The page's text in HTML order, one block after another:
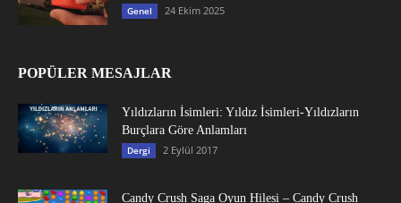
Genel 24 Ekim 2025
POPÜLER MESAJLAR
Yıldızların İsimleri: Yıldız İsimleri-Yıldızların
Burçlara Göre Anlamları
Dergi 2 Eylül 2017
Candy Crush Saga Oyun Hilesi – Candy Crush